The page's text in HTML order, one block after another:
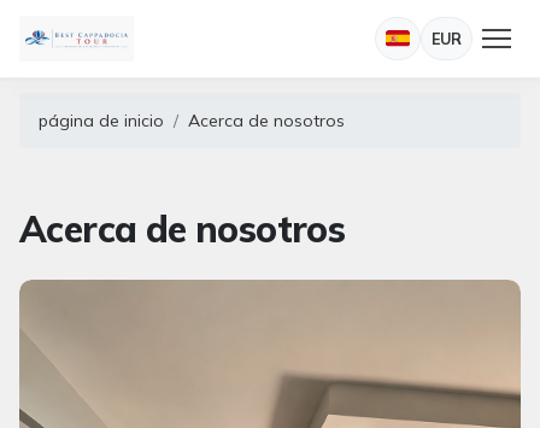
EUR
página de inicio Acerca de nosotros
Acerca de nosotros